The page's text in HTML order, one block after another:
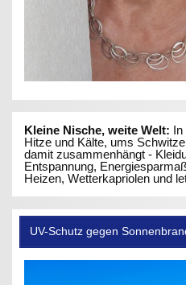
Kleine Nische, weite Welt: In
Hitze und Kälte, ums
damit zusammenhängt -
Entspannung,
Heizen, Wetterkapriolen und
UV-Schutz gegen